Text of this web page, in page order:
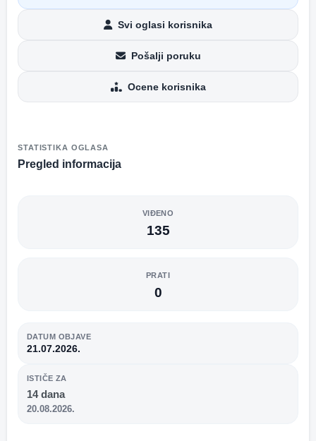
Svi oglasi korisnika
Pošalji poruku
Ocene korisnika
STATISTIKA OGLASA
Pregled informacija
VIĐENO
135
PRATI
0
DATUM OBJAVE
21.07.2026.
ISTIČE ZA
14 dana
20.08.2026.